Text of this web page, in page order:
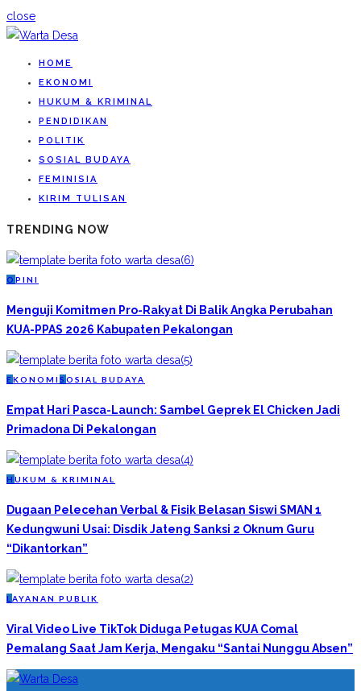
close
HOME
EKONOMI
HUKUM & KRIMINAL
PENDIDIKAN
POLITIK
SOSIAL BUDAYA
FEMINISIA
KIRIM TULISAN
TRENDING NOW
O PINI
Menguji Komitmen Pro-Rakyat Di Balik Angka Perubahan
KUA-PPAS 2026 Kabupaten Pekalongan
EKONOMI S OSIAL BUDAYA
Empat Hari Pasca-Launch: Sambel Geprek El Chicken Jadi
Primadona Di Pekalongan
H UKUM & KRIMINAL
Dugaan Pelecehan Verbal & Fisik Belasan Siswi SMAN 1
Kedungwuni Usai: Disdik Jateng Sanksi 2 Oknum Guru
“Dikantorkan”
L AYANAN PUBLIK
Viral Video Live TikTok Diduga Petugas KUA Comal
Pemalang Saat Jam Kerja, Mengaku “Santai Nunggu Absen”